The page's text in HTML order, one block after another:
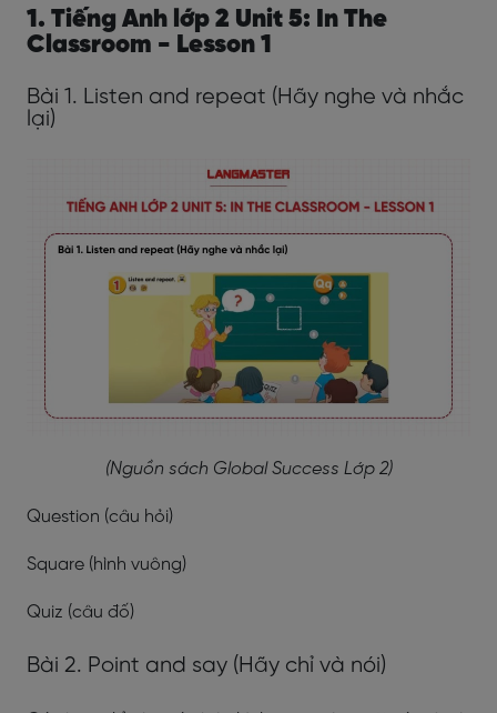
1. Tiếng Anh lớp 2 Unit 5: In The
Classroom - Lesson 1
Bài 1. Listen and repeat (Hãy nghe và nhắc
lại)
(Nguồn sách Global Success Lớp 2)
Question (câu hỏi)
Square (hình vuông)
Quiz (câu đố)
Bài 2. Point and say (Hãy chỉ và nói)